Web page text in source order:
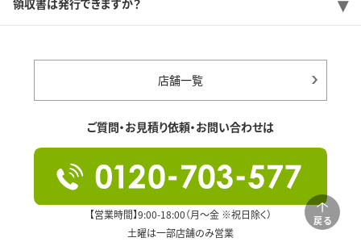
戻る
領収書は発行できますか？
店舗一覧
ご質問・お見積り依頼・お問い合わせは
【営業時間】9:00-18:00（月～金 ※祝日除く）
土曜は一部店舗のみ営業